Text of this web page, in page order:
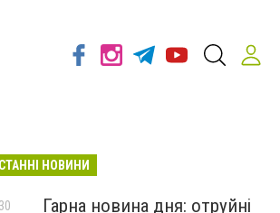
НОВИНИ
Гарна новина дня: отруйні